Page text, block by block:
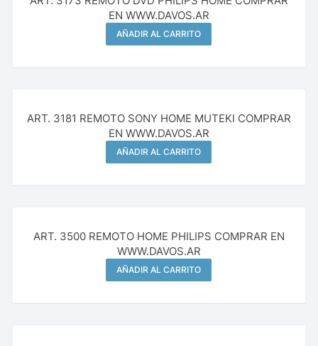
EN WWW.DAVOS.AR
AÑADIR AL CARRITO
ART. 3181 REMOTO SONY HOME MUTEKI COMPRAR
EN WWW.DAVOS.AR
AÑADIR AL CARRITO
ART. 3500 REMOTO HOME PHILIPS COMPRAR EN
WWW.DAVOS.AR
AÑADIR AL CARRITO